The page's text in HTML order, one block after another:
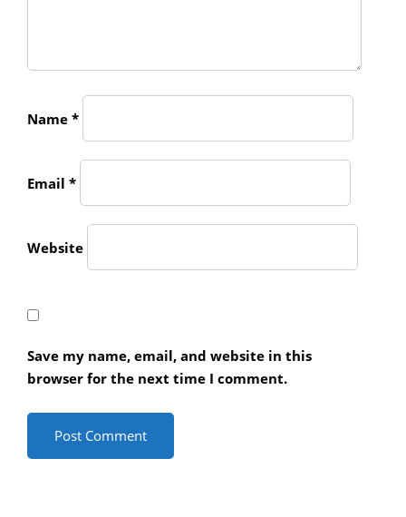
Name *
Email *
Website
Save my name, email, and website in this
browser for the next time I comment.